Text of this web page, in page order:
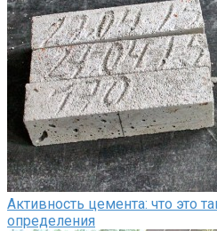
Активность цемента: что это
определения